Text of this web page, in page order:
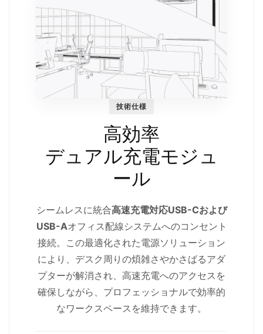
技術仕様
高効率
デュアル充電モジュ
ール
シームレスに統合高速充電対応USB-Cおよび
USB-Aオフィス配線システムへのコンセント
接続。この最適化された電源ソリューション
により、デスク周りの煩雑さやかさばるアダ
プターが解消され、高速充電へのアクセスを
確保しながら、プロフェッショナルで効率的
なワークスペースを維持できます。